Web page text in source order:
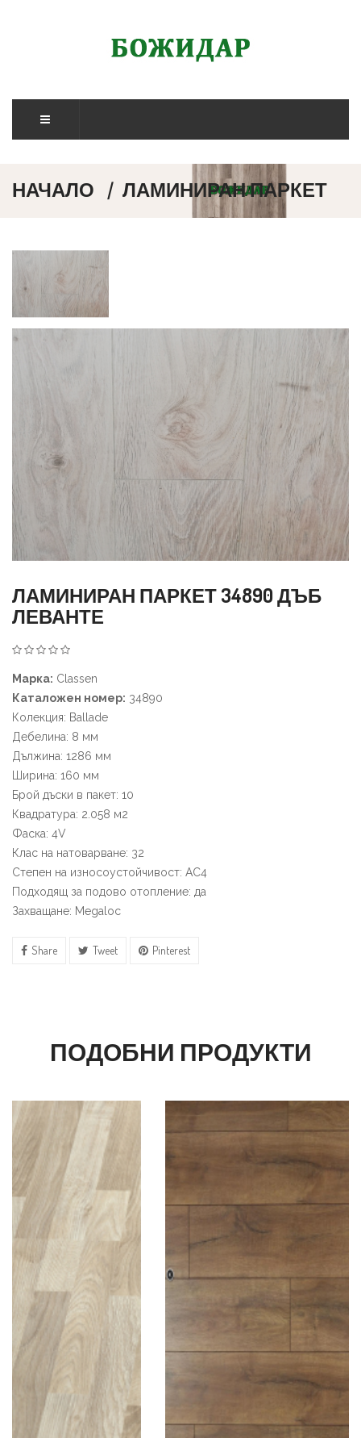
НАЧАЛО ЛАМИНИРАН ПАРКЕТ
ЛАМИНИРАН ПАРКЕТ 34890 ДЪБ
ЛЕВАНТЕ
Марка: Classen
Каталожен номер: 34890
Колекция: Ballade
Дебелина: 8 мм
Дължина: 1286 мм
Ширина: 160 мм
Брой дъски в пакет: 10
Квадратура: 2.058 м2
Фаска: 4V
Клас на натоварване: 32
Степен на износоустойчивост: АС4
Подходящ за подово отопление: да
Захващане: Megaloc
Share Tweet Pinterest
ПОДОБНИ ПРОДУКТИ